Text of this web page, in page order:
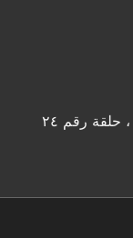
، حلقة رقم ٢٤